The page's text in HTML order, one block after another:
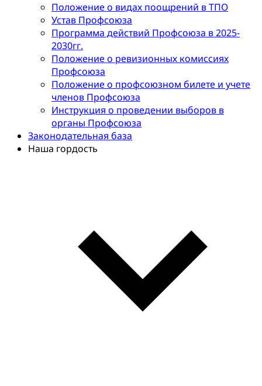
Положение о видах поощрений в ТПО
Устав Профсоюза
Программа действий Профсоюза в 2025-
2030гг.
Положение о ревизионных комиссиях
Профсоюза
Положение о профсоюзном билете и учете
членов Профсоюза
Инструкция о проведении выборов в
органы Профсоюза
Законодательная база
Наша гордость